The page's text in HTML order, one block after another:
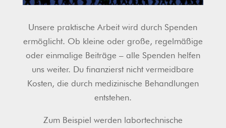
Unsere praktische Arbeit wird durch Spenden
ermöglicht. Ob kleine oder große, regelmäßige
oder einmalige Beiträge – alle Spenden helfen
uns weiter. Du finanzierst nicht vermeidbare
Kosten, die durch medizinische Behandlungen
entstehen.
Zum Beispiel werden labortechnische